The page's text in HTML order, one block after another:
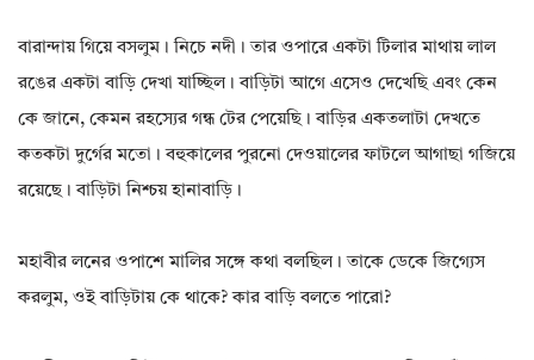
বারান্দায় গিয়ে বসলুম। নিচে নদী। তার ওপারে একটা টিলার মাথায় লাল
রঙের একটা বাড়ি দেখা যাচ্ছিল। বাড়িটা আগে এসেও দেখেছি এবং কেন
কে জানে, কেমন রহস্যের গন্ধ টের পেয়েছি। বাড়ির একতলাটা দেখতে
কতকটা দুর্গের মতো। বহুকালের পুরনো দেওয়ালের ফাটলে আগাছা গজিয়ে
রয়েছে। বাড়িটা নিশ্চয় হানাবাড়ি।
মহাবীর লনের ওপাশে মালির সঙ্গে কথা বলছিল। তাকে ডেকে জিগ্যেস
করলুম, ওই বাড়িটায় কে থাকে? কার বাড়ি বলতে পারো?